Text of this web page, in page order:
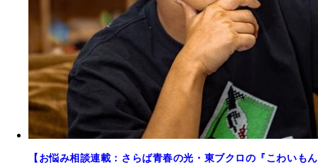
【お悩み相談連載：さらば青春の光・東ブクロの『こわいもん